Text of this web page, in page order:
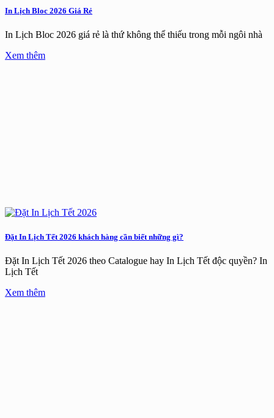
In Lịch Bloc 2026 Giá Rẻ
In Lịch Bloc 2026 giá rẻ là thứ không thể thiếu trong mỗi ngôi nhà
Xem thêm
Đặt In Lịch Tết 2026 khách hàng cần biết những gì?
Đặt In Lịch Tết 2026 theo Catalogue hay In Lịch Tết độc quyền? In
Lịch Tết
Xem thêm